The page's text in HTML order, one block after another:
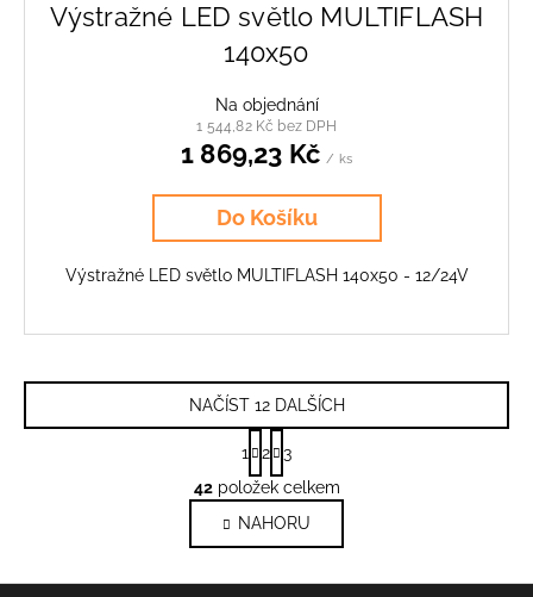
Výstražné LED světlo MULTIFLASH
140x50
Na objednání
1 544,82 Kč bez DPH
1 869,23 Kč / ks
Do Košíku
Výstražné LED světlo MULTIFLASH 140x50 - 12/24V
O
v
l
á
d
NAČÍST 12 DALŠÍCH
S
t
r
á
n
k
1 2
3
42položek celkem
NAHORU